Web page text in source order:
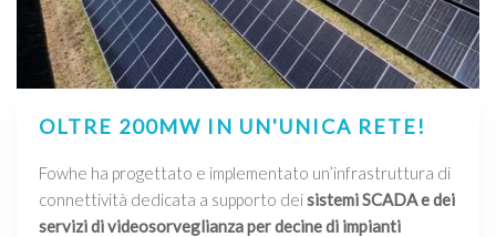
OLTRE 200MW IN UN'UNICA RETE!
Fowhe ha progettato e implementato un’infrastruttura di
connettività dedicata a supporto deisistemi SCADA e dei
servizi di videosorveglianza per decine di impianti